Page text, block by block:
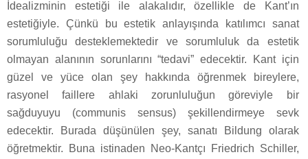
İdealizminin estetiği ile alakalıdır, özellikle de Kant’ın
estetiğiyle. Çünkü bu estetik anlayışında katılımcı sanat
sorumluluğu desteklemektedir ve sorumluluk da estetik
olmayan alanının sorunlarını “tedavi” edecektir. Kant için
güzel ve yüce olan şey hakkında öğrenmek bireylere,
rasyonel faillere ahlaki zorunluluğun göreviyle bir
sağduyuyu (communis sensus) şekillendirmeye sevk
edecektir. Burada düşünülen şey, sanatı Bildung olarak
öğretmektir. Buna istinaden Neo-Kantçı Friedrich Schiller,